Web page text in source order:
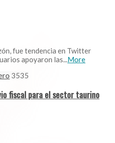
fue tendencia en Twitter
apoyaron las... More
3535
fiscal para el sector taurino